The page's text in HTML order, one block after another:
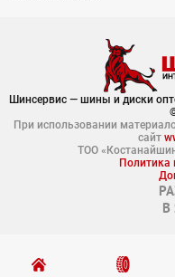
Шинсервис — шины и диски
При использовании
сайт
ТОО
Политика
В